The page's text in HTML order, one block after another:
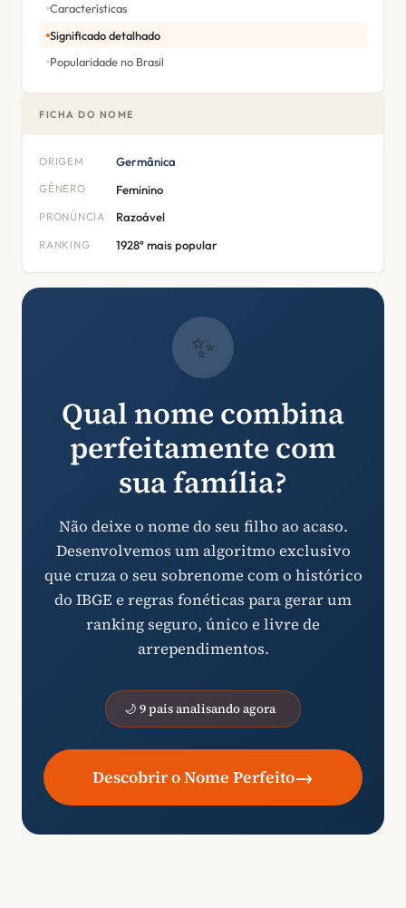
Características
Significado detalhado
Popularidade no Brasil
FICHA DO NOME
ORIGEM Germânica
GÊNERO Feminino
PRONÚNCIA Razoável
RANKING 1928º mais popular
✨
Qual nome combina
perfeitamente com
sua família?
Não deixe o nome do seu filho ao acaso.
Desenvolvemos um algoritmo exclusivo
que cruza o seu sobrenome com o histórico
do IBGE e regras fonéticas para gerar um
ranking seguro, único e livre de
arrependimentos.
🌙 9 pais analisando agora
Descobrir o Nome Perfeito→